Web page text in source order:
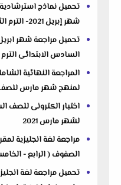
تحميل نماذج
شهر إبريل 2021- الترم الثاني أ محمد النويري PDF
السادس الابتدائى الترم
المراجعة النهائية
لمنهج شهر مارس للصف
اختبار الكترونى للصف
لشهر مارس 2021
مراجعة لغة انجليزية
الصفوف ( الرابع -
تحميل مراجعة لغة